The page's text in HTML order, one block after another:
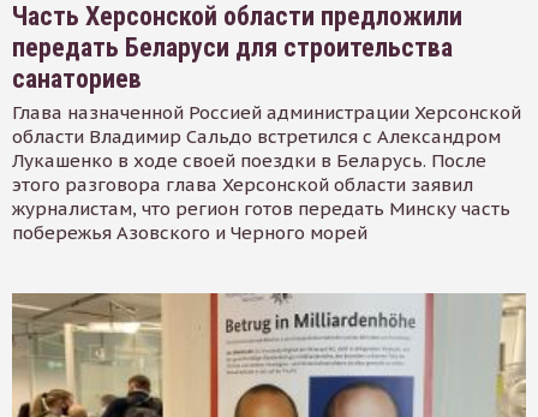
Часть Херсонской области предложили
передать Беларуси для строительства
санаториев
Глава назначенной Россией администрации Херсонской
области Владимир Сальдо встретился с Александром
Лукашенко в ходе своей поездки в Беларусь. После
этого разговора глава Херсонской области заявил
журналистам, что регион готов передать Минску часть
побережья Азовского и Черного морей